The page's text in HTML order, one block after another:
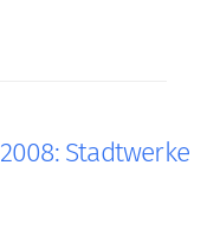
Stadtwerke